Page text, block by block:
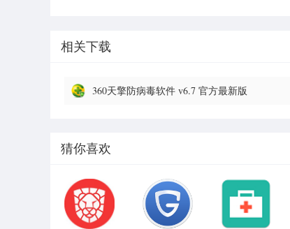
相关下载
360天擎防病毒软件 v6.7 官方最新版
猜你喜欢